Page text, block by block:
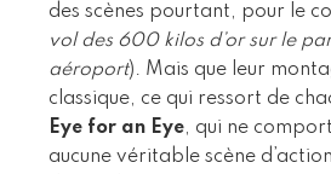
des scènes pourtant, pour le
vol des 600 kilos d’or sur le
aéroport). Mais que leur
classique, ce qui ressort de
Eye for an Eye, qui ne
aucune véritable scène